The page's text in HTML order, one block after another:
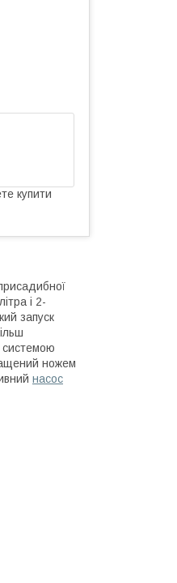
купити
і 2-
запуск
системою
ножем
насос